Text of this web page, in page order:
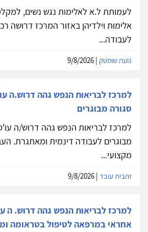
לעמותת ל.א לאלימות נגש נשים,
אלימות וילדיהן באזור המרכז דרושה
לעבודה...
נועה שוסטק
למרכז לבריאות הנפש גהה דרוש.ה
סגורה מבוגרים
למרכז לבריאות הנפש גהה דרוש/ה
מבוגרים לעבודה דינמית ומאתגרת.
מקצועי...
זהבית עובד
למרכז לבריאות הנפש גהה דרוש. ה
אחראי במרפאה לטיפול בטראומה